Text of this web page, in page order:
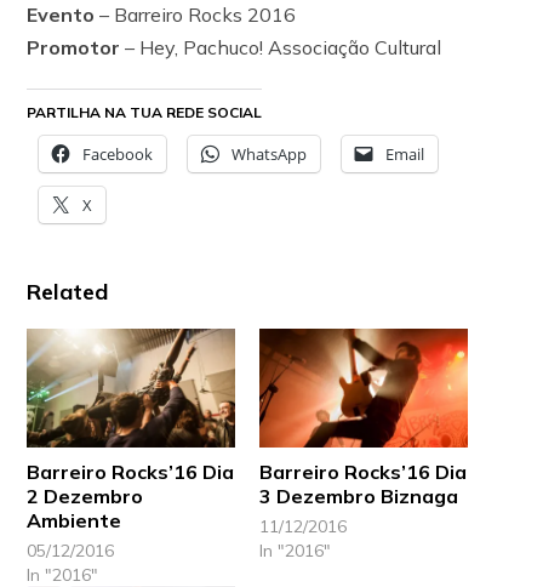
Evento – Barreiro Rocks 2016
Promotor – Hey, Pachuco! Associação Cultural
PARTILHA NA TUA REDE SOCIAL
Facebook WhatsApp Email
X
Related
Barreiro Rocks’16 Dia
2 Dezembro
Ambiente
05/12/2016
In "2016"
Barreiro Rocks’16 Dia
3 Dezembro Biznaga
11/12/2016
In "2016"